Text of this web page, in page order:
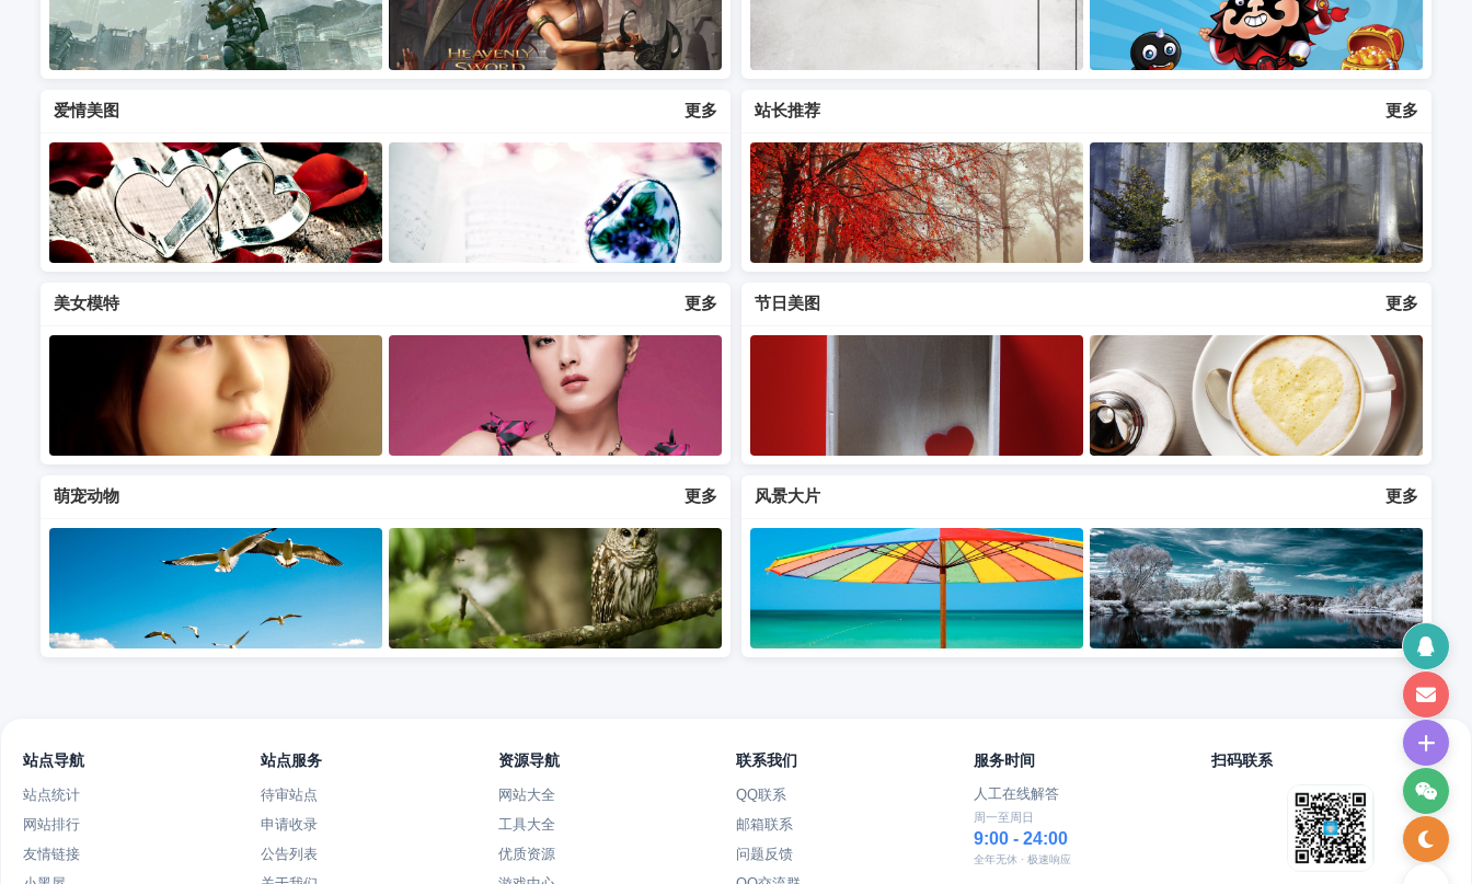
爱情美图 更多 站长推荐 更多
美女模特 更多 节日美图 更多
萌宠动物 更多 风景大片 更多
站点导航
站点统计
网站排行
友情链接
站点服务
待审站点
申请收录
公告列表
资源导航
网站大全
工具大全
优质资源
联系我们
QQ联系
邮箱联系
问题反馈
服务时间
人工在线解答
周一至周日
9:00 - 24:00
全年无休 · 极速响应
扫码联系